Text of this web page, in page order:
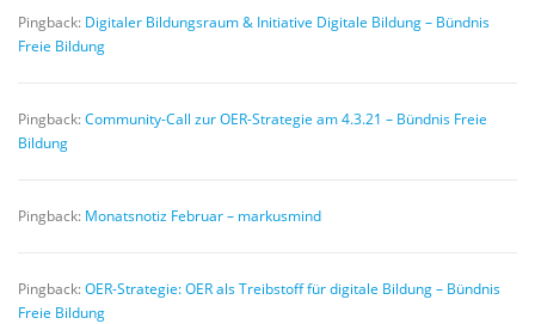
Pingback: Digitaler Bildungsraum & Initiative Digitale Bildung – Bündnis
Freie Bildung
Pingback:Community-Call zur OER-Strategie am 4.3.21 – Bündnis Freie
Bildung
Pingback: Monatsnotiz Februar – markusmind
Pingback:OER-Strategie: OER als Treibstoff für digitale Bildung – Bündnis
Freie Bildung